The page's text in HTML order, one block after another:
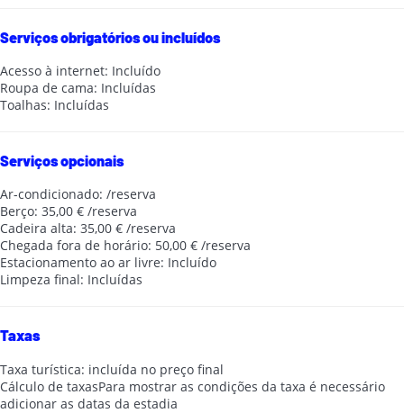
Serviços obrigatórios ou incluídos
Acesso à internet: Incluído
Roupa de cama: Incluídas
Toalhas: Incluídas
Serviços opcionais
Ar-condicionado: /reserva
Berço: 35,00 € /reserva
Cadeira alta: 35,00 € /reserva
Chegada fora de horário: 50,00 € /reserva
Estacionamento ao ar livre: Incluído
Limpeza final: Incluídas
Taxas
Taxa turística: incluída no preço final
Cálculo de taxasPara mostrar as condições da taxa é necessário
adicionar as datas da estadia